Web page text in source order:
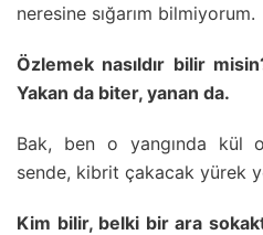
neresine sığarım bilmiyorum.
Özlemek nasıldır bilir
Yakan da biter, yanan da.
Bak, ben o yangında kül
sende, kibrit çakacak yürek
Kim bilir, belki bir ara